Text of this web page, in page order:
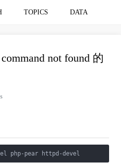
TOPICS DATA
not found 的
php-pear httpd-devel